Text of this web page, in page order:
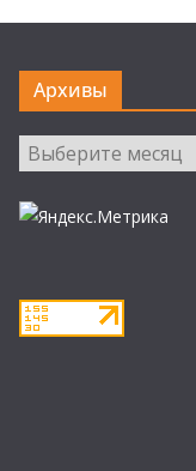
Архивы
Архивы